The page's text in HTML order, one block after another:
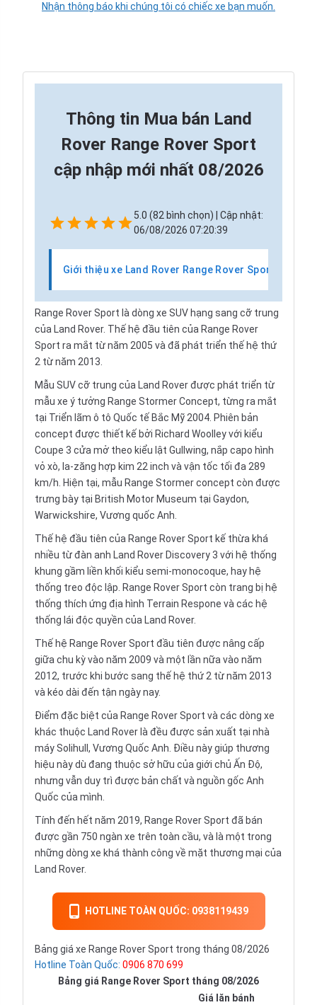
Nhận thông báo khi chúng tôi có chiếc xe bạn muốn.
Thông tin Mua bán Land
Rover Range Rover Sport
cập nhập mới nhất 08/2026
5.0 (82 bình chọn) | Cập nhật:
06/08/2026 07:20:39
Giới thiệu xe Land Rover Range Rover Sport
Range Rover Sport là dòng xe SUV hạng sang cỡ trung
của Land Rover. Thế hệ đầu tiên của Range Rover
Sport ra mắt từ năm 2005 và đã phát triển thế hệ thứ
2 từ năm 2013.
Mẫu SUV cỡ trung của Land Rover được phát triển từ
mẫu xe ý tưởng Range Stormer Concept, từng ra mắt
tại Triển lãm ô tô Quốc tế Bắc Mỹ 2004. Phiên bản
concept được thiết kế bởi Richard Woolley với kiểu
Coupe 3 cửa mở theo kiểu lật Gullwing, nắp capo hình
vỏ xò, la-zăng hợp kim 22 inch và vận tốc tối đa 289
km/h. Hiện tại, mẫu Range Stormer concept còn được
trưng bày tại British Motor Museum tại Gaydon,
Warwickshire, Vương quốc Anh.
Thế hệ đầu tiên của Range Rover Sport kế thừa khá
nhiều từ đàn anh Land Rover Discovery 3 với hệ thống
khung gầm liền khối kiểu semi-monocoque, hay hệ
thống treo độc lập. Range Rover Sport còn trang bị hệ
thống thích ứng địa hình Terrain Respone và các hệ
thống lái độc quyền của Land Rover.
Thế hệ Range Rover Sport đầu tiên được nâng cấp
giữa chu kỳ vào năm 2009 và một lần nữa vào năm
2012, trước khi bước sang thế hệ thứ 2 từ năm 2013
và kéo dài đến tận ngày nay.
Điểm đặc biệt của Range Rover Sport và các dòng xe
khác thuộc Land Rover là đều được sản xuất tại nhà
máy Solihull, Vương Quốc Anh. Điều này giúp thương
hiệu này dù đang thuộc sở hữu của giới chủ Ấn Độ,
nhưng vẫn duy trì được bản chất và nguồn gốc Anh
Quốc của mình.
Tính đến hết năm 2019, Range Rover Sport đã bán
được gần 750 ngàn xe trên toàn cầu, và là một trong
những dòng xe khá thành công về mặt thương mại của
Land Rover.
HOTLINE TOÀN QUỐC: 0938119439
Bảng giá xe Range Rover Sport trong tháng 08/2026
Hotline Toàn Quốc: 0906 870 699
Bảng giá Range Rover Sport tháng 08/2026
Giá lăn bánh